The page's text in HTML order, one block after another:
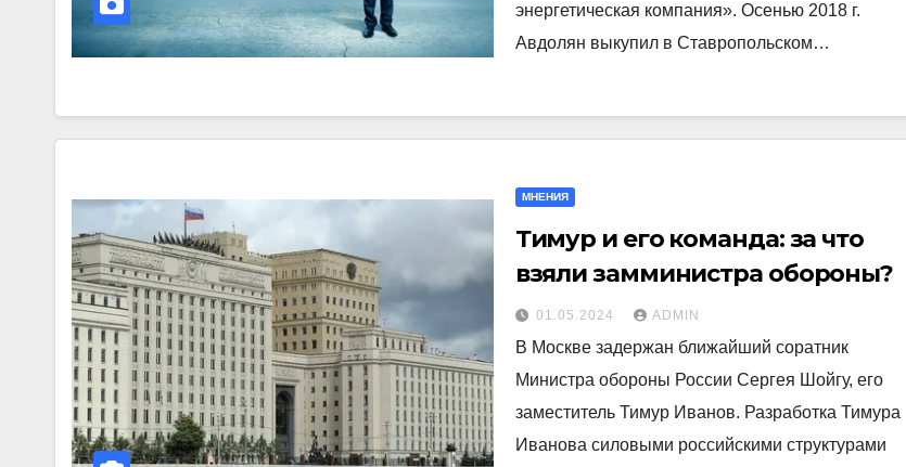
энергетическая компания». Осенью 2018 г.
Авдолян выкупил в Ставропольском…
МНЕНИЯ
Тимур и его команда: за что
взяли замминистра обороны?
01.05.2024 ADMIN
В Москве задержан ближайший соратник
Министра обороны России Сергея Шойгу, его
заместитель Тимур Иванов. Разработка Тимура
Иванова силовыми российскими структурами